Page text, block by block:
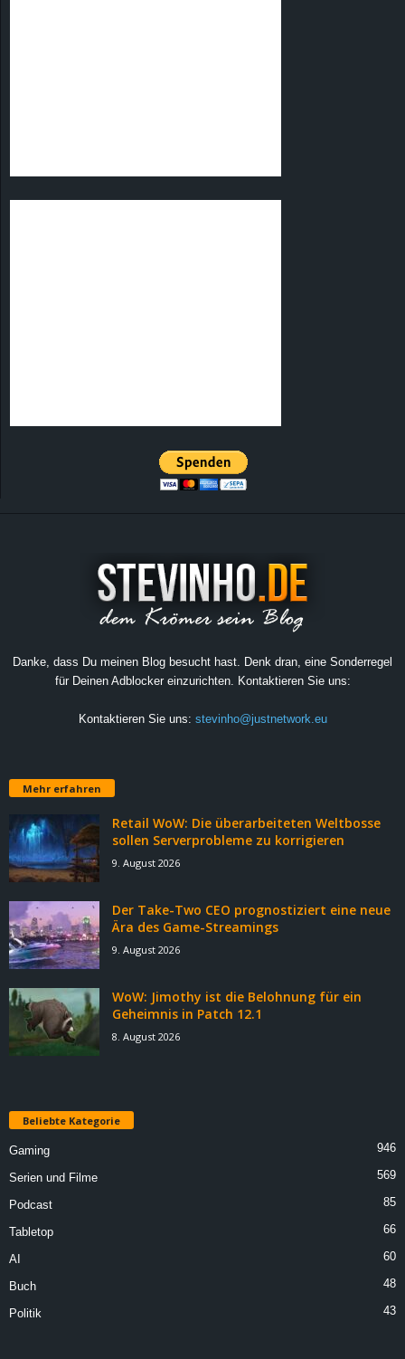
Danke, dass Du meinen Blog besucht hast. Denk dran, eine Sonderregel
für Deinen Adblocker einzurichten. Kontaktieren Sie uns:
Kontaktieren Sie uns: stevinho@justnetwork.eu
Mehr erfahren
Retail WoW: Die überarbeiteten Weltbosse
sollen Serverprobleme zu korrigieren
9. August 2026
Der Take-Two CEO prognostiziert eine neue
Ära des Game-Streamings
9. August 2026
WoW: Jimothy ist die Belohnung für ein
Geheimnis in Patch 12.1
8. August 2026
Beliebte Kategorie
Gaming 946
Serien und Filme 569
Podcast 85
Tabletop 66
AI 60
Buch 48
Politik 43